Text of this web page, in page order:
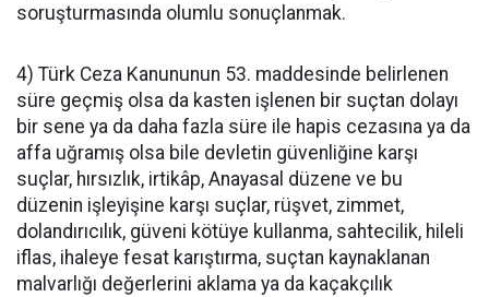
soruşturmasında olumlu sonuçlanmak.
4) Türk Ceza Kanununun 53. maddesinde belirlenen
süre geçmiş olsa da kasten işlenen bir suçtan dolayı
bir sene ya da daha fazla süre ile hapis cezasına ya da
affa uğramış olsa bile devletin güvenliğine karşı
suçlar, hırsızlık, irtikâp, Anayasal düzene ve bu
düzenin işleyişine karşı suçlar, rüşvet, zimmet,
dolandırıcılık, güveni kötüye kullanma, sahtecilik, hileli
iflas, ihaleye fesat karıştırma, suçtan kaynaklanan
malvarlığı değerlerini aklama ya da kaçakçılık